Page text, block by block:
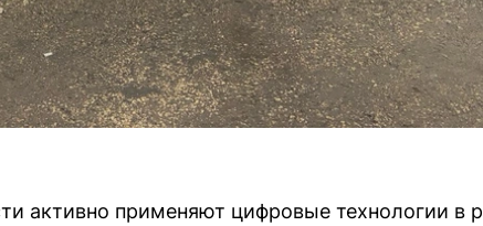
активно применяют цифровые технологии в